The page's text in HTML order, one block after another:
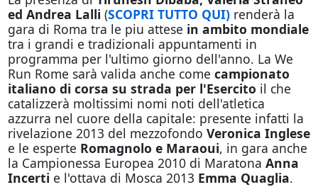
ed Andrea Lalli (SCOPRI TUTTO QUI)renderà la
gara di Roma tra le piu attese in ambito mondiale
tra i grandi e tradizionali appuntamenti in
programma per l'ultimo giorno dell'anno. La We
Run Rome sarà valida anche come campionato
italiano di corsa su strada per l'Esercito il che
catalizzerà moltissimi nomi noti dell'atletica
azzurra nel cuore della capitale: presente infatti la
rivelazione 2013 del mezzofondo Veronica Inglese
e le esperte Romagnolo e Maraoui, in gara anche
la Campionessa Europea 2010 di Maratona Anna
Incerti e l'ottava di Mosca 2013 Emma Quaglia.